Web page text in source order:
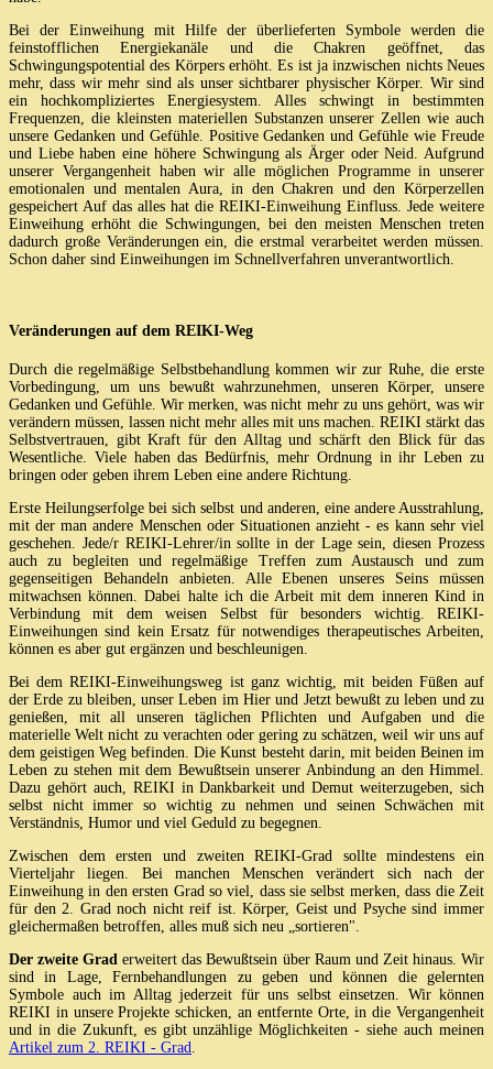
Bei der Einweihung mit Hilfe der überlieferten Symbole werden die
feinstofflichen Energiekanäle und die Chakren geöffnet, das
Schwingungspotential des Körpers erhöht. Es ist ja inzwischen nichts Neues
mehr, dass wir mehr sind als unser sichtbarer physischer Körper. Wir sind
ein hochkompliziertes Energiesystem. Alles schwingt in bestimmten
Frequenzen, die kleinsten materiellen Substanzen unserer Zellen wie auch
unsere Gedanken und Gefühle. Positive Gedanken und Gefühle wie Freude
und Liebe haben eine höhere Schwingung als Ärger oder Neid. Aufgrund
unserer Vergangenheit haben wir alle möglichen Programme in unserer
emotionalen und mentalen Aura, in den Chakren und den Körperzellen
gespeichert Auf das alles hat die REIKI-Einweihung Einfluss. Jede weitere
Einweihung erhöht die Schwingungen, bei den meisten Menschen treten
dadurch große Veränderungen ein, die erstmal verarbeitet werden müssen.
Schon daher sind Einweihungen im Schnellverfahren unverantwortlich.
Veränderungen auf dem REIKI-Weg
Durch die regelmäßige Selbstbehandlung kommen wir zur Ruhe, die erste
Vorbedingung, um uns bewußt wahrzunehmen, unseren Körper, unsere
Gedanken und Gefühle. Wir merken, was nicht mehr zu uns gehört, was wir
verändern müssen, lassen nicht mehr alles mit uns machen. REIKI stärkt das
Selbstvertrauen, gibt Kraft für den Alltag und schärft den Blick für das
Wesentliche. Viele haben das Bedürfnis, mehr Ordnung in ihr Leben zu
bringen oder geben ihrem Leben eine andere Richtung.
Erste Heilungserfolge bei sich selbst und anderen, eine andere Ausstrahlung,
mit der man andere Menschen oder Situationen anzieht - es kann sehr viel
geschehen. Jede/r REIKI-Lehrer/in sollte in der Lage sein, diesen Prozess
auch zu begleiten und regelmäßige Treffen zum Austausch und zum
gegenseitigen Behandeln anbieten. Alle Ebenen unseres Seins müssen
mitwachsen können. Dabei halte ich die Arbeit mit dem inneren Kind in
Verbindung mit dem weisen Selbst für besonders wichtig. REIKI-
Einweihungen sind kein Ersatz für notwendiges therapeutisches Arbeiten,
können es aber gut ergänzen und beschleunigen.
Bei dem REIKI-Einweihungsweg ist ganz wichtig, mit beiden Füßen auf
der Erde zu bleiben, unser Leben im Hier und Jetzt bewußt zu leben und zu
genießen, mit all unseren täglichen Pflichten und Aufgaben und die
materielle Welt nicht zu verachten oder gering zu schätzen, weil wir uns auf
dem geistigen Weg befinden. Die Kunst besteht darin, mit beiden Beinen im
Leben zu stehen mit dem Bewußtsein unserer Anbindung an den Himmel.
Dazu gehört auch, REIKI in Dankbarkeit und Demut weiterzugeben, sich
selbst nicht immer so wichtig zu nehmen und seinen Schwächen mit
Verständnis, Humor und viel Geduld zu begegnen.
Zwischen dem ersten und zweiten REIKI-Grad sollte mindestens ein
Vierteljahr liegen. Bei manchen Menschen verändert sich nach der
Einweihung in den ersten Grad so viel, dass sie selbst merken, dass die Zeit
für den 2. Grad noch nicht reif ist. Körper, Geist und Psyche sind immer
gleichermaßen betroffen, alles muß sich neu „sortieren".
Der zweite Grad erweitert das Bewußtsein über Raum und Zeit hinaus. Wir
sind in Lage, Fernbehandlungen zu geben und können die gelernten
Symbole auch im Alltag jederzeit für uns selbst einsetzen. Wir können
REIKI in unsere Projekte schicken, an entfernte Orte, in die Vergangenheit
und in die Zukunft, es gibt unzählige Möglichkeiten - siehe auch meinen
Artikel zum 2. REIKI - Grad